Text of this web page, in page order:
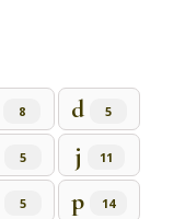
8 d 5
5 j 11
5 p 14